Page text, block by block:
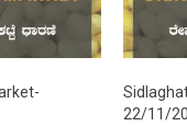
22/11/